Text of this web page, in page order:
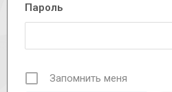
Пароль
Запомнить меня